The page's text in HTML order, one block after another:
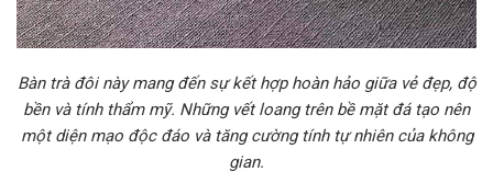
Bàn trà đôi này mang đến sự kết hợp hoàn hảo giữa vẻ đẹp, độ
bền và tính thẩm mỹ. Những vết loang trên bề mặt đá tạo nên
một diện mạo độc đáo và tăng cường tính tự nhiên của không
gian.